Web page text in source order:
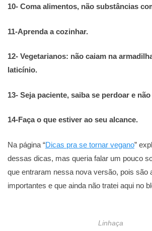
10- Coma alimentos, não substâncias
11-Aprenda a cozinhar.
12- Vegetarianos: não caiam na
laticínio.
13- Seja paciente, saiba se perdoar e
14-Faça o que estiver ao seu alcance.
Na página “Dicas pra se tornar vegano”
dessas dicas, mas queria falar um pouco
que entraram nessa nova versão, pois são
importantes e que ainda não tratei aqui no
Linhaça